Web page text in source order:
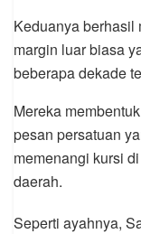
Keduanya berhasil
margin luar biasa
beberapa dekade
Mereka
pesan persatuan
memenangi kursi
daerah.
Seperti ayahnya,